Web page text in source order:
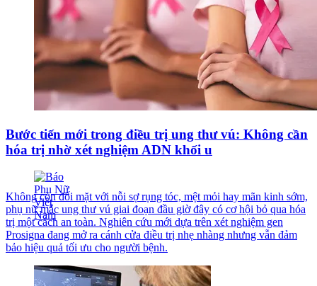
Bước tiến mới trong điều trị ung thư vú: Không cần
hóa trị nhờ xét nghiệm ADN khối u
Không còn đối mặt với nỗi sợ rụng tóc, mệt mỏi hay mãn kinh sớm,
phụ nữ mắc ung thư vú giai đoạn đầu giờ đây có cơ hội bỏ qua hóa
trị một cách an toàn. Nghiên cứu mới dựa trên xét nghiệm gen
Prosigna đang mở ra cánh cửa điều trị nhẹ nhàng nhưng vẫn đảm
bảo hiệu quả tối ưu cho người bệnh.